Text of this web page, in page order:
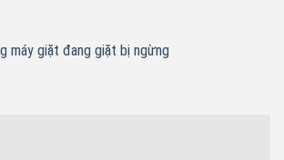
máy giặt đang giặt bị ngừng